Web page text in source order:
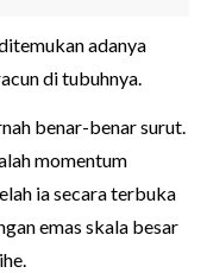
adanya
di tubuhnya.
benar-benar surut.
momentum
ia secara terbuka
emas skala besar